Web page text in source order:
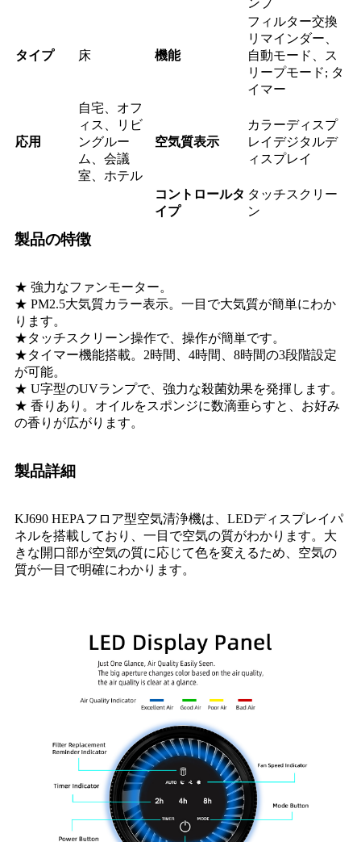
タイプ 床 機能
フィルター交換
リマインダー、
自動モード、ス
リープモード; タ
イマー
応用
自宅、オフ
ィス、リビ
ングルー
ム、会議
室、ホテル
空気質表示
カラーディスプ
レイ デジタルデ
ィスプレイ
コントロールタ
イプ
タッチスクリー
ン
製品の特徴
★ 強力なファンモーター。
★ PM2.5大気質カラー表示。一目で大気質が簡単にわか
ります。
★タッチスクリーン操作で、操作が簡単です。
★タイマー機能搭載。2時間、4時間、8時間の3段階設定
が可能。
★ U字型のUVランプで、強力な殺菌効果を発揮します。
★ 香りあり。オイルをスポンジに数滴垂らすと、お好み
の香りが広がります。
製品詳細
KJ690 HEPAフロア型空気清浄機は、LEDディスプレイパ
ネルを搭載しており、一目で空気の質がわかります。大
きな開口部が空気の質に応じて色を変えるため、空気の
質が一目で明確にわかります。